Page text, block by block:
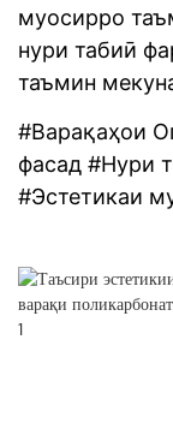
муосирро
нури табиӣ
таъмин
#Варақаҳои
фасад #Нури
#Эстетикаи